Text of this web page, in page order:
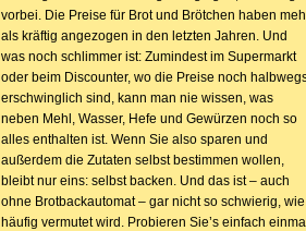
vorbei. Die Preise für Brot und Brötchen haben
als kräftig angezogen in den letzten Jahren. Und
was noch schlimmer ist: Zumindest im Supermarkt
oder beim Discounter, wo die Preise noch
erschwinglich sind, kann man nie wissen, was
neben Mehl, Wasser, Hefe und Gewürzen noch so
alles enthalten ist. Wenn Sie also sparen und
außerdem die Zutaten selbst bestimmen wollen,
bleibt nur eins: selbst backen. Und das ist – auch
ohne Brotbackautomat – gar nicht so schwierig, wie
häufig vermutet wird. Probieren Sie’s einfach